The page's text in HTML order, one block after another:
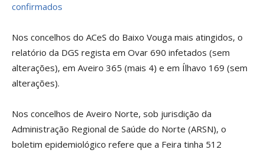
confirmados
Nos concelhos do ACeS do Baixo Vouga mais atingidos, o
relatório da DGS regista em Ovar 690 infetados (sem
alterações), em Aveiro 365 (mais 4) e em Ílhavo 169 (sem
alterações).
Nos concelhos de Aveiro Norte, sob jurisdição da
Administração Regional de Saúde do Norte (ARSN), o
boletim epidemiológico refere que a Feira tinha 512